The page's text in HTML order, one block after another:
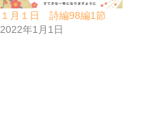
１月１日 詩編98編1節
2022年1月1日